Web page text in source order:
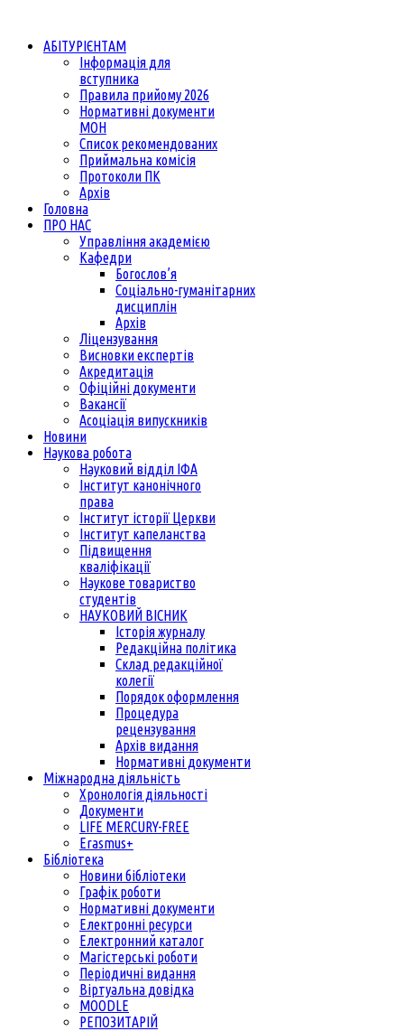
АБІТУРІЄНТАМ
Інформація для
вступника
Правила прийому 2026
Нормативні документи
МОН
Список рекомендованих
Приймальна комісія
Протоколи ПК
Архів
Головна
ПРО НАС
Управління академією
Кафедри
Богослов’я
Соціально-гуманітарних
дисциплін
Архів
Ліцензування
Висновки експертів
Акредитація
Офіційні документи
Вакансії
Асоціація випускників
Новини
Наукова робота
Науковий відділ ІФА
Інститут канонічного
права
Інститут історії Церкви
Інститут капеланства
Підвищення
кваліфікації
Наукове товариство
студентів
НАУКОВИЙ ВІСНИК
Історія журналу
Редакційна політика
Склад редакційної
колегії
Порядок оформлення
Процедура
рецензування
Архів видання
Нормативні документи
Міжнародна діяльність
Хронологія діяльності
Документи
LIFE MERCURY-FREE
Erasmus+
Бібліотека
Новини бібліотеки
Графік роботи
Нормативні документи
Електронні ресурси
Електронний каталог
Магістерські роботи
Періодичні видання
Віртуальна довідка
MOODLE
РЕПОЗИТАРІЙ